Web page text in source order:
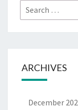
Search
for:
ARCHIVES
December